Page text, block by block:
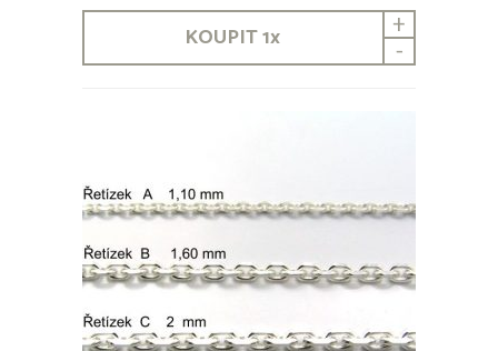
KOUPIT1x +
-